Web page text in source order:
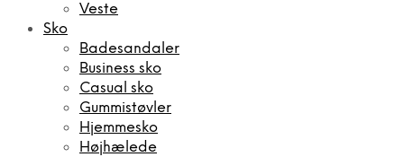
Veste
Sko
Badesandaler
Business sko
Casual sko
Gummistøvler
Hjemmesko
Højhælede